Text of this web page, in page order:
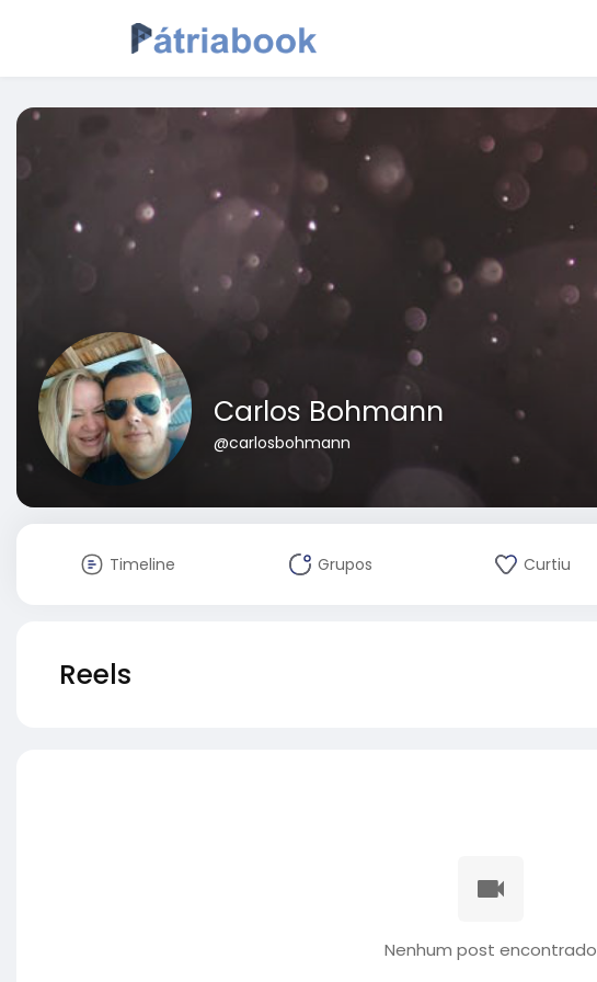
Carlos Bohmann
@carlosbohmann
Timeline Grupos Curtiu
Reels
Nenhum post encontrado